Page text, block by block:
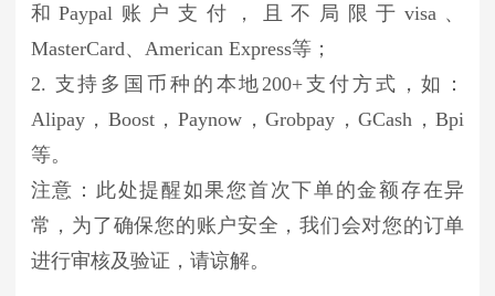
和Paypal账户支付，且不局限于visa、
MasterCard、American Express等；
2. 支持多国币种的本地200+支付方式，如：
Alipay，Boost，Paynow，Grobpay，GCash，Bpi
等。
注意：此处提醒如果您首次下单的金额存在异
常，为了确保您的账户安全，我们会对您的订单
进行审核及验证，请谅解。